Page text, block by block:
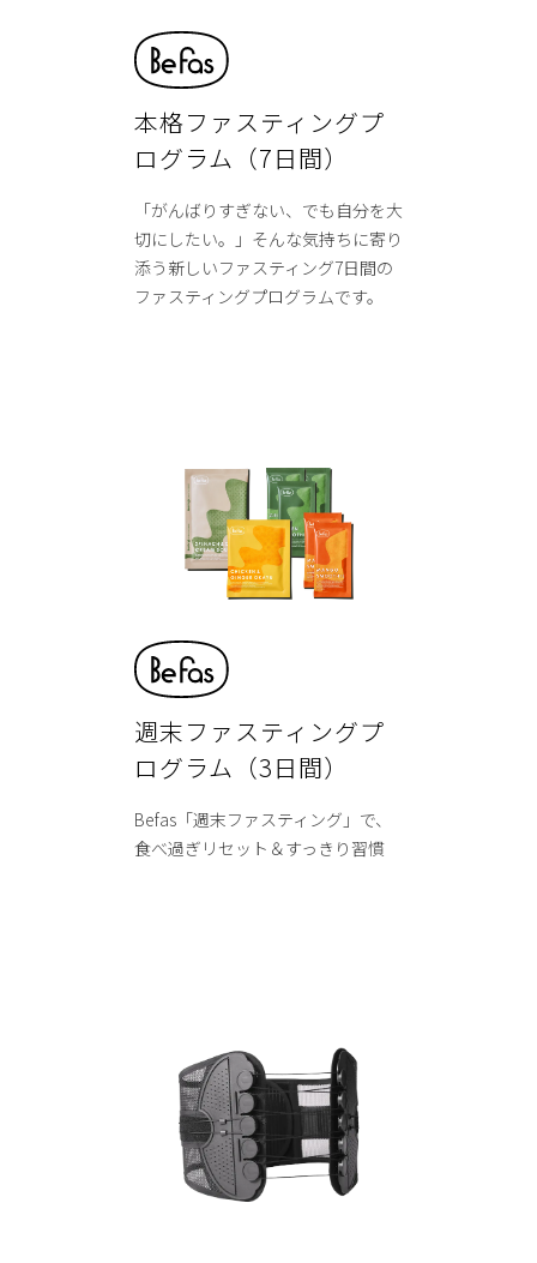
本格ファスティングプ
ログラム（7日間）
「がんばりすぎない、でも自分を大
切にしたい。」そんな気持ちに寄り
添う新しいファスティング7日間の
ファスティングプログラムです。
週末ファスティングプ
ログラム（3日間）
Befas「週末ファスティング」で、
食べ過ぎリセット＆すっきり習慣